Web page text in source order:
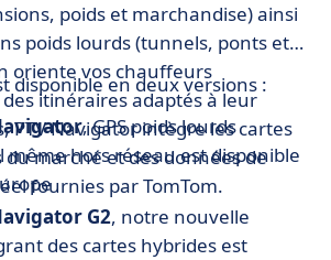
poids et marchandise) ainsi
poids lourds (tunnels, ponts et
oriente vos chauffeurs
itinéraires adaptés à leur
PTV Navigator intègre les cartes
du marché et des données de
fournies par TomTom.
disponible en deux versions :
, GPS poids lourds
hors réseau est disponible
G2, notre nouvelle
des cartes hybrides est